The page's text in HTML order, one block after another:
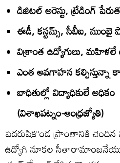
డిజిటల్‌ అరెస్టు, ట్రేడింగ్‌
ఈడీ, కస్టమ్స్‌, సీబీఐ, ముంబై
విశ్రాంత ఉద్యోగులు,
ఎంత అవగాహన
బాధితుల్లో విద్యాధికులే అధికం
(విశాఖపట్నం-ఆంధ్రజ్యోతి)
పెదరుషికొండ ప్రాంతానికి చెందిన
ఉద్యోగి నూకల